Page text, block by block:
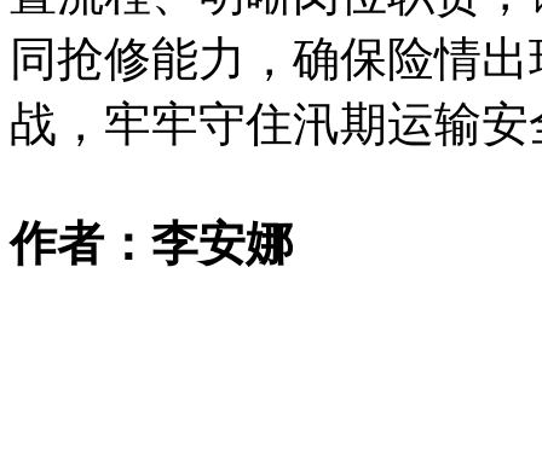
同抢修能力，确保险情
战，牢牢守住汛期运输
作者：李安娜